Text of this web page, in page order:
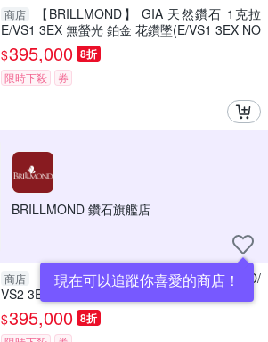
商店
【BRILLMOND】 GIA 天然鑽石 1克拉
E/VS1 3EX 無螢光 鉑金 花鑽墜(E/VS1 3EX NO
NE PT950鉑金台)
$395,000 8折
限時下殺 券
BRILLMOND 鑽石旗艦店
現在可以追蹤你喜愛的商店！
商店
【BRILLMOND】 GIA 天然鑽石 1克拉D/
VS2 3EX NONE鉑金環繞鑽墜
$395,000 8折